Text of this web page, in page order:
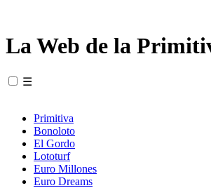
La Web de la
☰
Primitiva
Bonoloto
El Gordo
Lototurf
Euro Millones
Euro Dreams